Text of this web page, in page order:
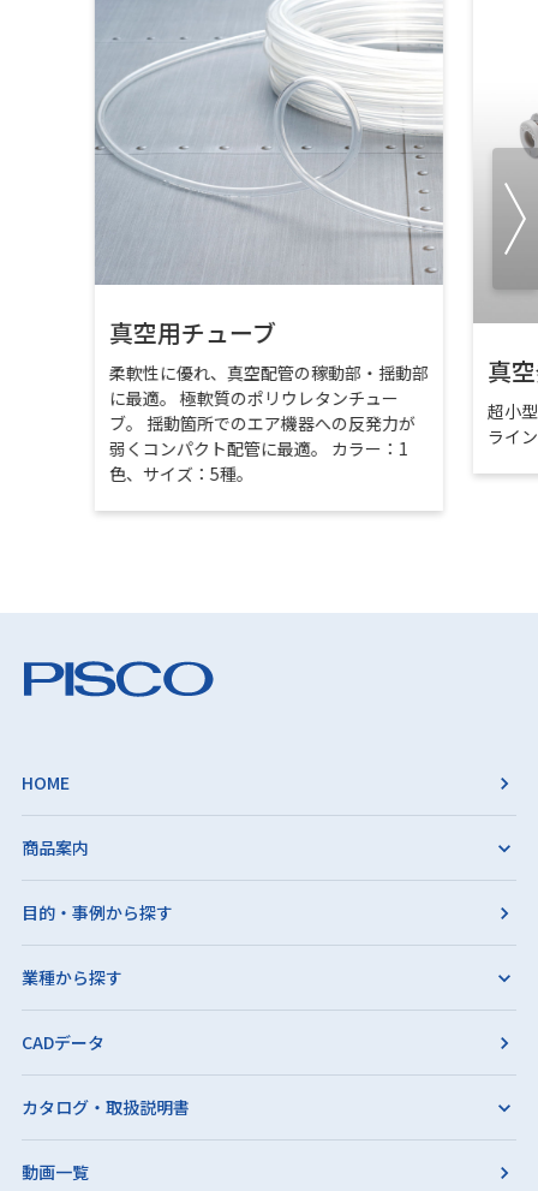
真空用チューブ
柔軟性に優れ、真空配管の稼動部・揺動部
に最適。 極軟質のポリウレタンチュー
ブ。 揺動箇所でのエア機器への反発力が
弱くコンパクト配管に最適。 カラー：1
色、サイズ：5種。
真
超小
ライ
HOME
商品案内
目的・事例から探す
業種から探す
CADデータ
カタログ・取扱説明書
動画一覧